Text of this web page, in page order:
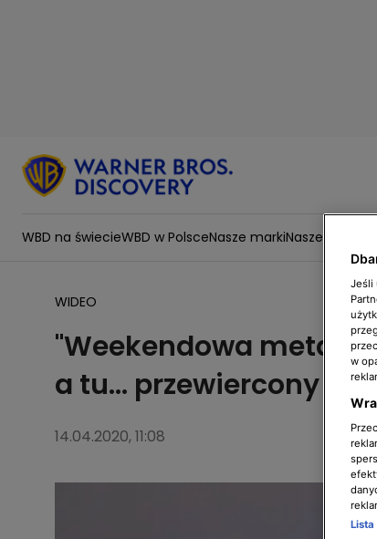
WBD na świecieWBD w PolsceNasze markiNasze wartości
WIDEO
"Weekendowa
a tu... przewiercony
14.04.2020, 11:08
Jeśli
w